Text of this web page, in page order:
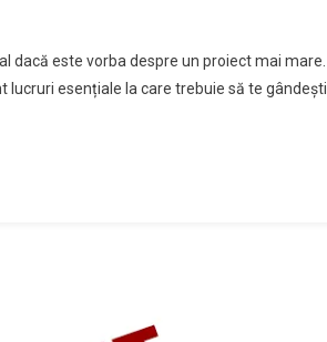
dacă este vorba despre un proiect mai mare.
esențiale la care trebuie să te gândești.